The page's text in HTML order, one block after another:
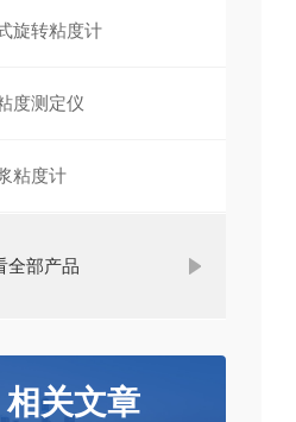
旋转粘度计
度测定仪
粘度计
全部产品
相关文章